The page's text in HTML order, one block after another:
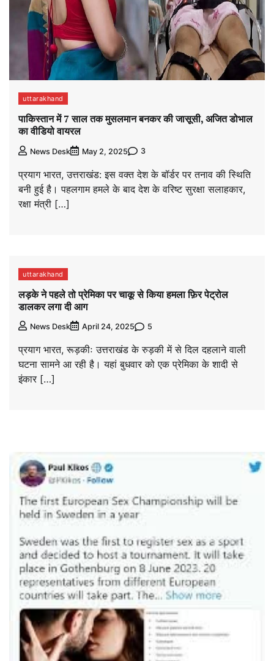
uttarakhand
पाकिस्तान में 7 साल तक मुसलमान बनकर की जासूसी, अजित डोभाल
का वीडियो वायरल
News Desk May 2, 2025 3
प्रयाग भारत, उत्तराखंड: इस वक्त देश के बॉर्डर पर तनाव की स्थिति
बनी हुई है। पहलगाम हमले के बाद देश के वरिष्ट सुरक्षा सलाहकार,
रक्षा मंत्री […]
uttarakhand
लड़के ने पहले तो प्रेमिका पर चाकू से किया हमला फ़िर पेट्रोल
डालकर लगा दी आग
News Desk April 24, 2025 5
प्रयाग भारत, रूड़कीः उत्तराखंड के रुड़की में से दिल दहलाने वाली
घटना सामने आ रही है। यहां बुधवार को एक प्रेमिका के शादी से
इंकार […]